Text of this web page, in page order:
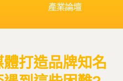
產業論壇
打造品牌知名